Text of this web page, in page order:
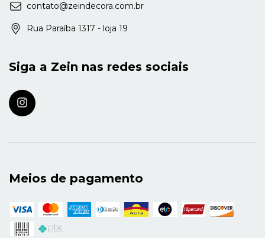
contato@zeindecora.com.br
Rua Paraíba 1317 - loja 19
Siga a Zein nas redes sociais
Meios de pagamento